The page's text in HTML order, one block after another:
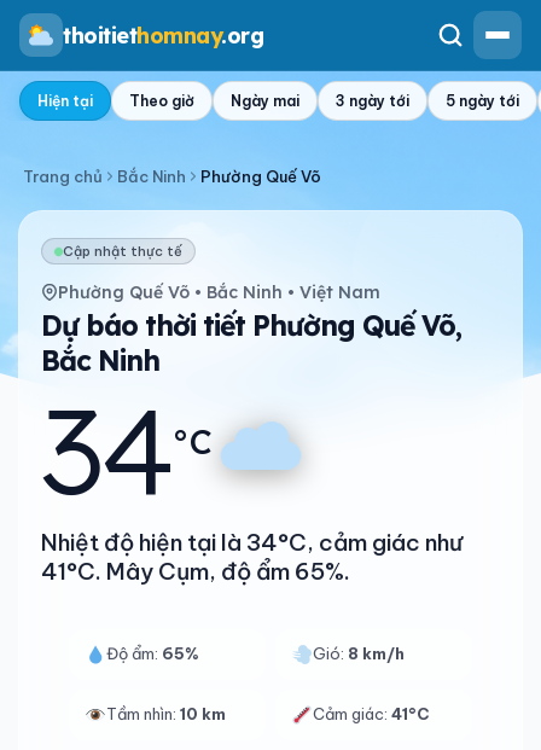
thoitiethomnay.org
Hiện tại Theo giờ Ngày mai 3 ngày tới 5 ngày tới
Trang chủ Bắc Ninh Phường Quế Võ
Cập nhật thực tế
Phường Quế Võ • Bắc Ninh • Việt Nam
Dự báo thời tiết Phường Quế Võ,
Bắc Ninh
34°C
Nhiệt độ hiện tại là 34°C, cảm giác như
41°C. Mây Cụm, độ ẩm 65%.
Độ ẩm: 65% Gió: 8 km/h
Tầm nhìn: 10 km Cảm giác:41°C